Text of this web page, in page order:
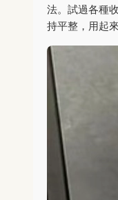
法。試過各種
持平整，用起